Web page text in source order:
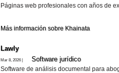
Páginas web profesionales con años de
Más información sobre Khainata
Lawly
Mar 8, 2026 | Software jurí­dico
Software de análisis documental para